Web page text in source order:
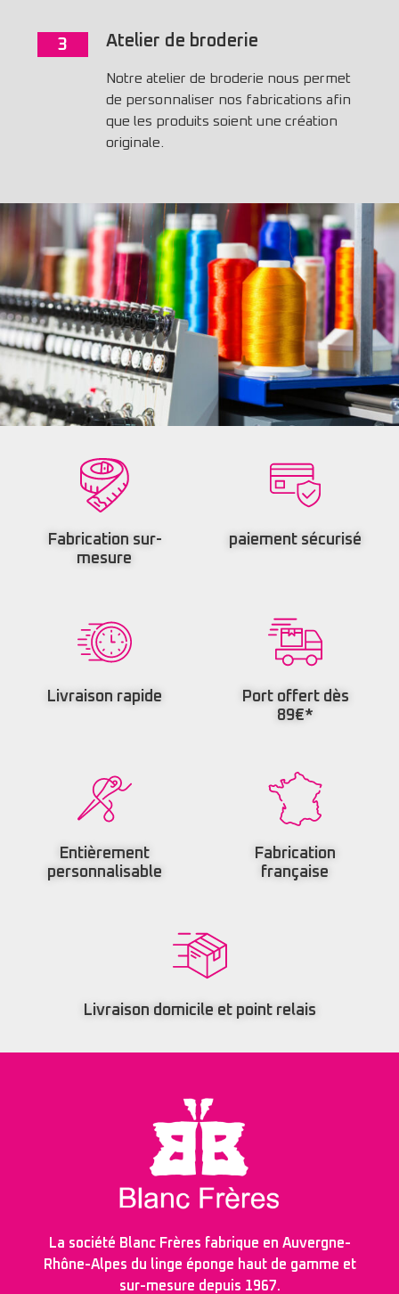
3 Atelier de broderie
Notre atelier de broderie nous permet
de personnaliser nos fabrications afin
que les produits soient une création
originale.
Fabrication sur-
mesure
paiement sécurisé
Livraison rapide
Port offert dès
89€*
Entièrement
personnalisable
Fabrication
française
Livraison domicile et point relais
La société Blanc Frères fabrique en Auvergne-
Rhône-Alpes du linge éponge haut de gamme et
sur-mesure depuis 1967.